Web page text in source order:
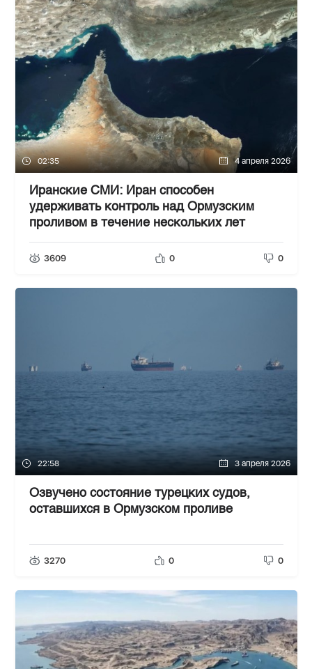
02:35 4 апреля 2026
Иранские СМИ: Иран способен
удерживать контроль над Ормузским
проливом в течение нескольких лет
3609 0 0
22:58 3 апреля 2026
Озвучено состояние турецких судов,
оставшихся в Ормузском проливе
3270 0 0